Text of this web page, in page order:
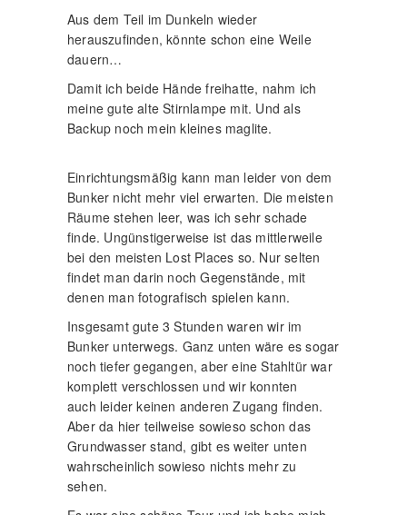
Aus dem Teil im Dunkeln wieder
herauszufinden, könnte schon eine Weile
dauern…
Damit ich beide Hände freihatte, nahm ich
meine gute alte Stirnlampe mit. Und als
Backup noch mein kleines maglite.
Einrichtungsmäßig kann man leider von dem
Bunker nicht mehr viel erwarten. Die meisten
Räume stehen leer, was ich sehr schade
finde. Ungünstigerweise ist das mittlerweile
bei den meisten Lost Places so. Nur selten
findet man darin noch Gegenstände, mit
denen man fotografisch spielen kann.
Insgesamt gute 3 Stunden waren wir im
Bunker unterwegs. Ganz unten wäre es sogar
noch tiefer gegangen, aber eine Stahltür war
komplett verschlossen und wir konnten
auch leider keinen anderen Zugang finden.
Aber da hier teilweise sowieso schon das
Grundwasser stand, gibt es weiter unten
wahrscheinlich sowieso nichts mehr zu
sehen.